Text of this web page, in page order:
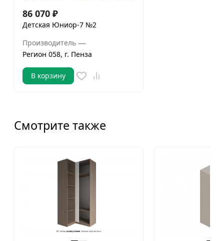
86 070 ₽
Детская Юниор-7 №2
Производитель —
Регион 058, г. Пенза
В корзину
Смотрите также